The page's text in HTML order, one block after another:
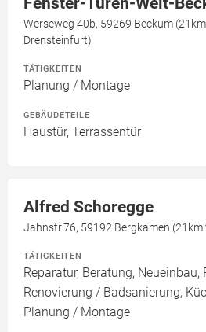
Werseweg 40b, 59269 Beckum
Drensteinfurt)
TÄTIGKEITEN
Planung / Montage
GEBÄUDETEILE
Haustür, Terrassentür
Alfred Schoregge
Jahnstr.76, 59192 Bergkamen
TÄTIGKEITEN
Reparatur, Beratung, Neueinbau,
Renovierung / Badsanierung,
Planung / Montage